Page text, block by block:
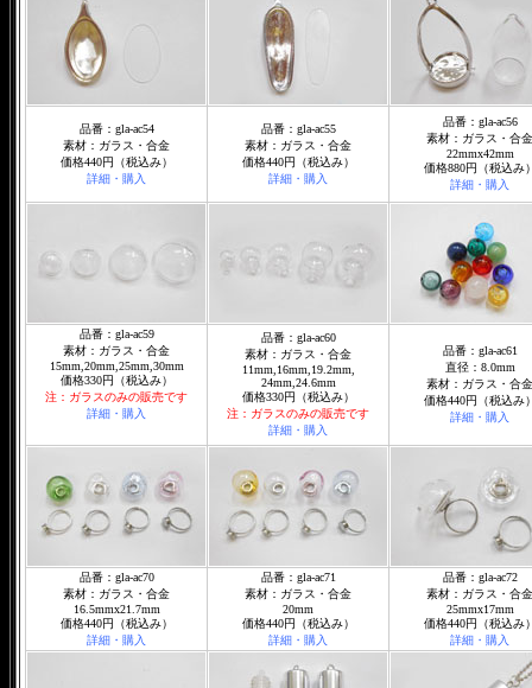
品番：gla-ac54
素材：ガラス・合金
価格440円（税込み）
詳細・購入
品番：gla-ac55
素材：ガラス・合金
価格440円（税込み）
詳細・購入
品番：gla-ac56
素材：ガラス・合金
22mmx42mm
価格880円（税込み
詳細・購入
品番：gla-ac59
素材：ガラス・合金
15mm,20mm,25mm,30mm
価格330円（税込み）
注：ガラスのみの販売です
詳細・購入
品番：gla-ac60
素材：ガラス・合金
11mm,16mm,19.2mm,
24mm,24.6mm
価格330円（税込み）
注：ガラスのみの販売です
詳細・購入
品番：gla-ac61
直径：8.0mm
素材：ガラス・合金
価格440円（税込み
詳細・購入
品番：gla-ac70
素材：ガラス・合金
16.5mmx21.7mm
価格440円（税込み）
詳細・購入
品番：gla-ac71
素材：ガラス・合金
20mm
価格440円（税込み）
詳細・購入
品番：gla-ac72
素材：ガラス・合金
25mmx17mm
価格440円（税込み
詳細・購入